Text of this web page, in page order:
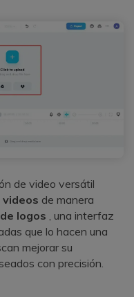
de video versátil
videos de manera
logos
, una interfaz
que lo hacen una
mejorar su
con precisión.